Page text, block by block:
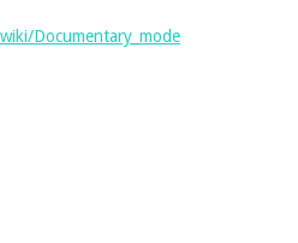
Documentary_mode